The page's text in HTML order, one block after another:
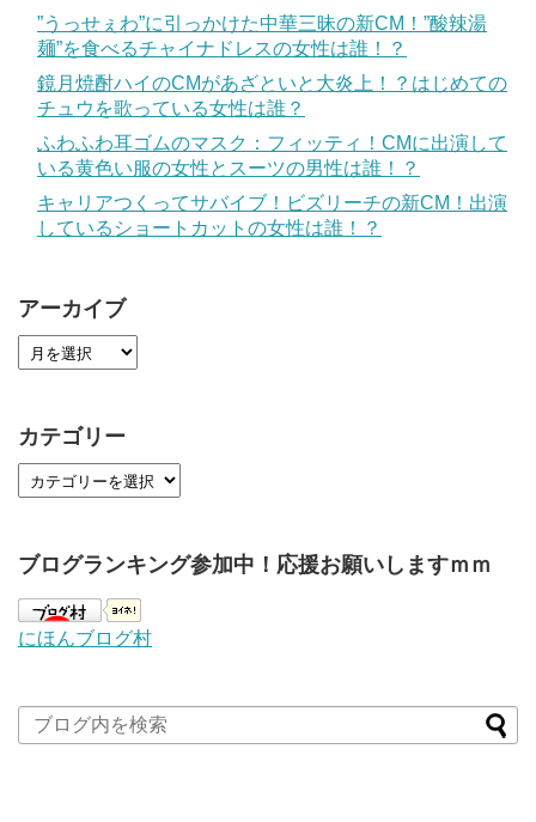
”うっせぇわ”に引っかけた中華三昧の新CM！”酸辣湯
麺”を食べるチャイナドレスの女性は誰！？
鏡月焼酎ハイのCMがあざといと大炎上！？はじめての
チュウを歌っている女性は誰？
ふわふわ耳ゴムのマスク：フィッティ！CMに出演して
いる黄色い服の女性とスーツの男性は誰！？
キャリアつくってサバイブ！ビズリーチの新CM！出演
しているショートカットの女性は誰！？
アーカイブ
カテゴリー
ブログランキング参加中！応援お願いしますｍｍ
にほんブログ村